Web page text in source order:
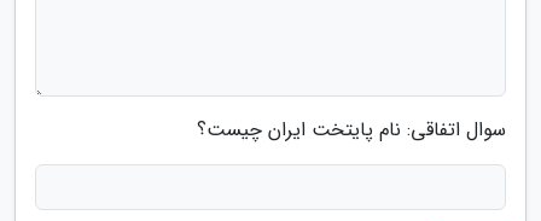
سوال اتفاقی: نام پایتخت ایران چیست؟